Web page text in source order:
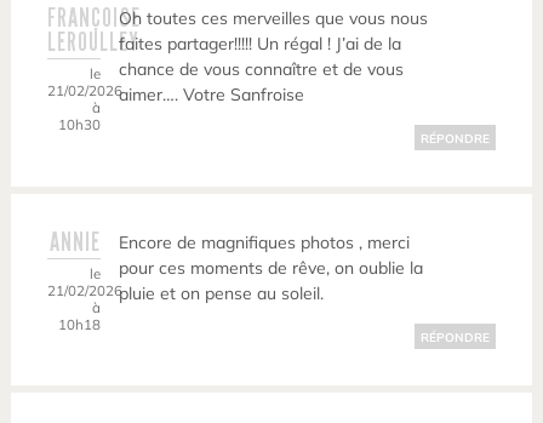
FRANÇOISE
LEROULLEY
le
21/02/2026
à
10h30
Oh toutes ces merveilles que vous nous
faites partager!!!!! Un régal ! J’ai de la
chance de vous connaître et de vous
aimer…. Votre Sanfroise
RÉPONDRE
ANNIE
le
21/02/2026
à
10h18
Encore de magnifiques photos , merci
pour ces moments de rêve, on oublie la
pluie et on pense au soleil.
RÉPONDRE